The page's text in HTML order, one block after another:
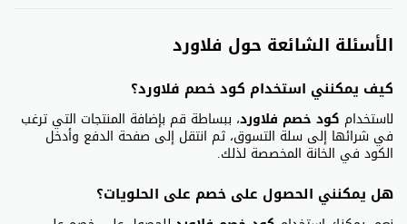
الأسئلة الشائعة حول فلاورد
كيف يمكنني استخدام كود خصم فلاورد؟
لاستخدام كود خصم فلاورد، ببساطة قم بإضافة المنتجات التي ترغب
في شرائها إلى سلة التسوق، ثم انتقل إلى صفحة الدفع وأدخل
الكود في الخانة المخصصة لذلك.
هل يمكنني الحصول على خصم على الحلويات؟